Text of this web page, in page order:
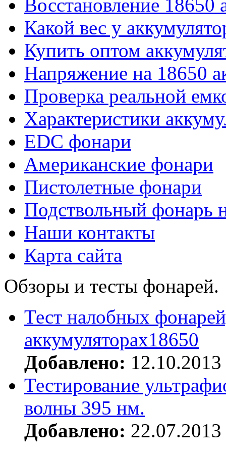
Восстановление 18650
Какой вес у
Купить оптом
Напряжение на 18650
Проверка реальной
Характеристики
EDC фонари
Американские фонари
Пистолетные фонари
Подствольный фонарь
Наши контакты
Карта сайта
Обзоры и тесты фонарей.
Тест налобных
аккумуляторах18650
Добавлено: 12.10.2013
Тестирование
волны 395 нм.
Добавлено: 22.07.2013